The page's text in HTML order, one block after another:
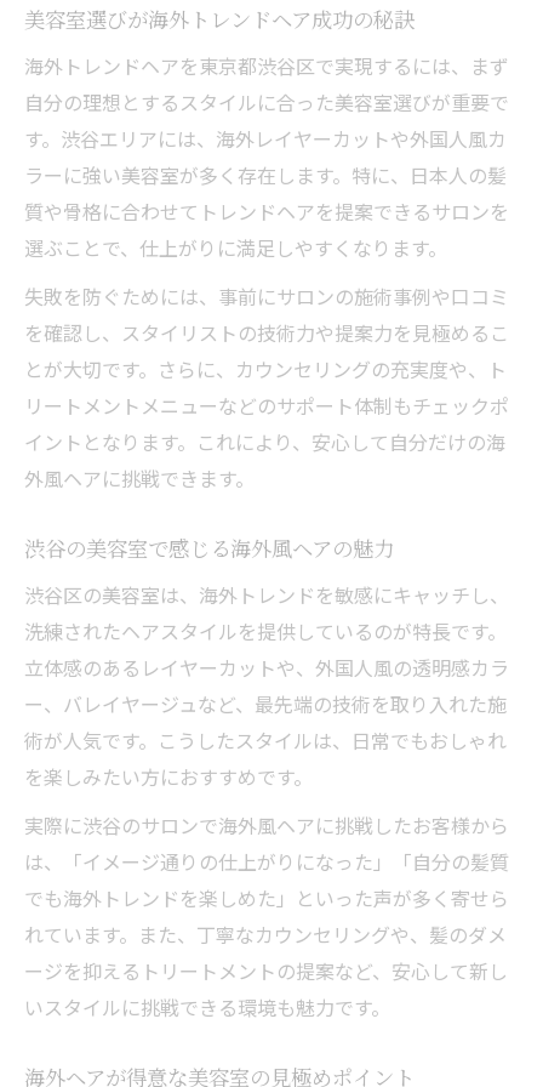
美容室選びが海外トレンドヘア成功の秘訣
海外トレンドヘアを東京都渋谷区で実現するには、まず
自分の理想とするスタイルに合った美容室選びが重要で
す。渋谷エリアには、海外レイヤーカットや外国人風カ
ラーに強い美容室が多く存在します。特に、日本人の髪
質や骨格に合わせてトレンドヘアを提案できるサロンを
選ぶことで、仕上がりに満足しやすくなります。
失敗を防ぐためには、事前にサロンの施術事例や口コミ
を確認し、スタイリストの技術力や提案力を見極めるこ
とが大切です。さらに、カウンセリングの充実度や、ト
リートメントメニューなどのサポート体制もチェックポ
イントとなります。これにより、安心して自分だけの海
外風ヘアに挑戦できます。
渋谷の美容室で感じる海外風ヘアの魅力
渋谷区の美容室は、海外トレンドを敏感にキャッチし、
洗練されたヘアスタイルを提供しているのが特長です。
立体感のあるレイヤーカットや、外国人風の透明感カラ
ー、バレイヤージュなど、最先端の技術を取り入れた施
術が人気です。こうしたスタイルは、日常でもおしゃれ
を楽しみたい方におすすめです。
実際に渋谷のサロンで海外風ヘアに挑戦したお客様から
は、「イメージ通りの仕上がりになった」「自分の髪質
でも海外トレンドを楽しめた」といった声が多く寄せら
れています。また、丁寧なカウンセリングや、髪のダメ
ージを抑えるトリートメントの提案など、安心して新し
いスタイルに挑戦できる環境も魅力です。
海外ヘアが得意な美容室の見極めポイント